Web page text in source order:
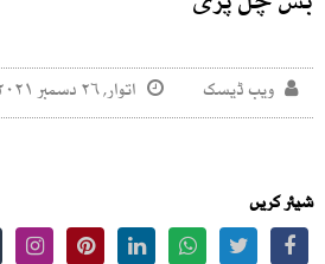
ویب ڈیسک اتوار, ۲۶ دسمبر ۲۰۲۱
شیئر کریں